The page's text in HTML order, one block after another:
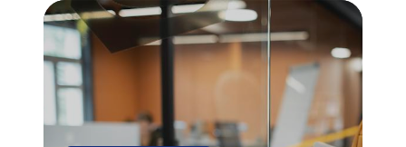
Академия
СКУД:
мобильный
доступ,
бесконтактная